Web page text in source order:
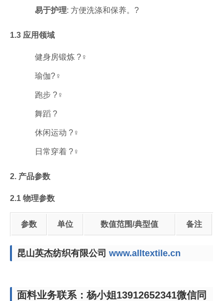
易于护理: 方便洗涤和保养。?
1.3 应用领域
健身房锻炼 ?️‍♀️
瑜伽?‍♀️
跑步 ?‍♀️
舞蹈 ?
休闲运动 ?‍♀️
日常穿着 ?‍♀️
2. 产品参数
2.1 物理参数
参数 单位 数值范围/典型值 备注
昆山英杰纺织有限公司 www.alltextile.cn
面料业务联系：杨小姐13912652341微信同